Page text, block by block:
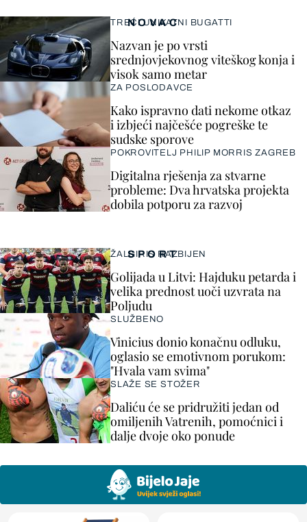
SPORT
ŽALGIRIS RAZBIJEN
Golijada u Litvi: Hajduku petarda i
velika prednost uoči uzvrata na
Poljudu
SLUŽBENO
Vinicius donio konačnu odluku,
oglasio se emotivnom porukom:
"Hvala vam svima"
SLAŽE SE STOŽER
Daliću će se pridružiti jedan od
omiljenih Vatrenih, pomoćnici i
dalje dvoje oko ponude
NOVAC
TREĆI UNIKATNI BUGATTI
Nazvan je po vrsti
srednjovjekovnog viteškog konja i
visok samo metar
ZA POSLODAVCE
Kako ispravno dati nekome otkaz
i izbjeći najčešće pogreške te
sudske sporove
POKROVITELJ PHILIP MORRIS ZAGREB
Digitalna rješenja za stvarne
probleme: Dva hrvatska projekta
dobila potporu za razvoj